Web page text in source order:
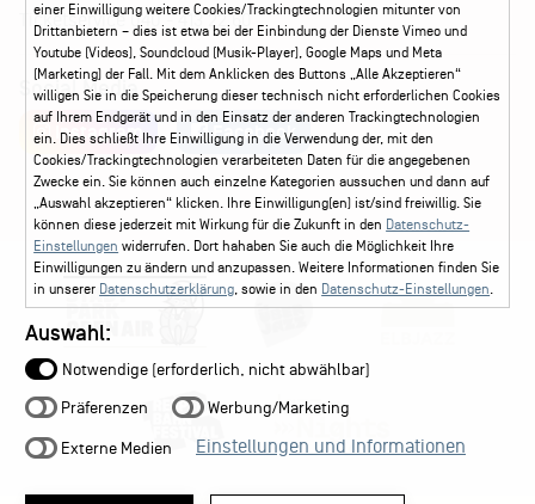
Ticketservice 040 - 413 22 60
Social Media
Instagram Facebook
einer Einwilligung weitere Cookies/Trackingtechnologien mitunter von
Drittanbietern – dies ist etwa bei der Einbindung der Dienste Vimeo und
Youtube (Videos), Soundcloud (Musik-Player), Google Maps und Meta
(Marketing) der Fall. Mit dem Anklicken des Buttons „Alle Akzeptieren“
willigen Sie in die Speicherung dieser technisch nicht erforderlichen Cookies
auf Ihrem Endgerät und in den Einsatz der anderen Trackingtechnologien
ein. Dies schließt Ihre Einwilligung in die Verwendung der, mit den
Cookies/Trackingtechnologien verarbeiteten Daten für die angegebenen
Zwecke ein. Sie können auch einzelne Kategorien aussuchen und dann auf
„Auswahl akzeptieren“ klicken. Ihre Einwilligung(en) ist/sind freiwillig. Sie
können diese jederzeit mit Wirkung für die Zukunft in den Datenschutz-
Einstellungen widerrufen. Dort hahaben Sie auch die Möglichkeit Ihre
Einwilligungen zu ändern und anzupassen. Weitere Informationen finden Sie
in unserer Datenschutzerklärung, sowie in den Datenschutz-Einstellungen.
Auswahl:
Notwendige (erforderlich, nicht abwählbar)
Präferenzen Werbung/Marketing
Externe Medien Einstellungen und Informationen